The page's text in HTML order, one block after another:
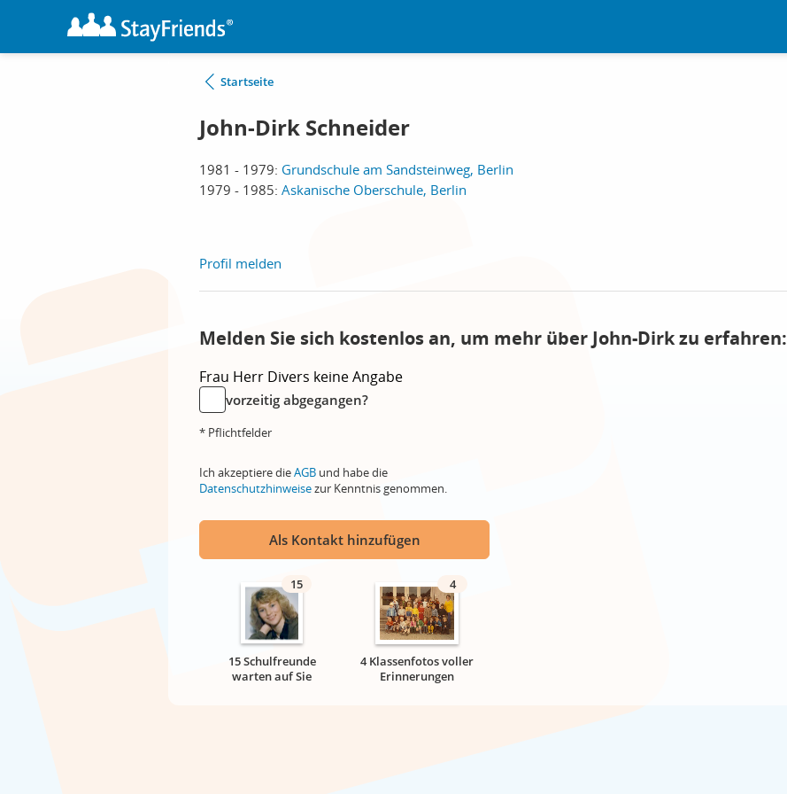
Startseite
John-Dirk Schneider
1981 - 1979: Grundschule am Sandsteinweg, Berlin
1979 - 1985: Askanische Oberschule, Berlin
Profil melden
Melden Sie sich kostenlos an, um mehr über John-Dirk zu erfahren:
Frau Herr Divers keine Angabe
vorzeitig abgegangen?
* Pflichtfelder
Ich akzeptiere dieAGB und habe die
Datenschutzhinweisezur Kenntnis genommen.
Als Kontakt hinzufügen
15
15 Schulfreunde
warten auf Sie
4
4 Klassenfotos voller
Erinnerungen